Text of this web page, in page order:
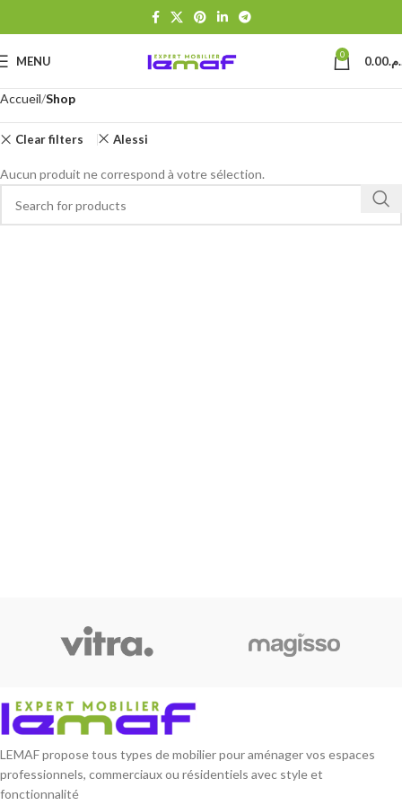
MENU 0 0.00
Accueil Shop
Clear filters Alessi
Aucun produit ne correspond à votre sélection.
LEMAF propose tous types de mobilier pour aménager vos espaces
professionnels, commerciaux ou résidentiels avec style et
fonctionnalité